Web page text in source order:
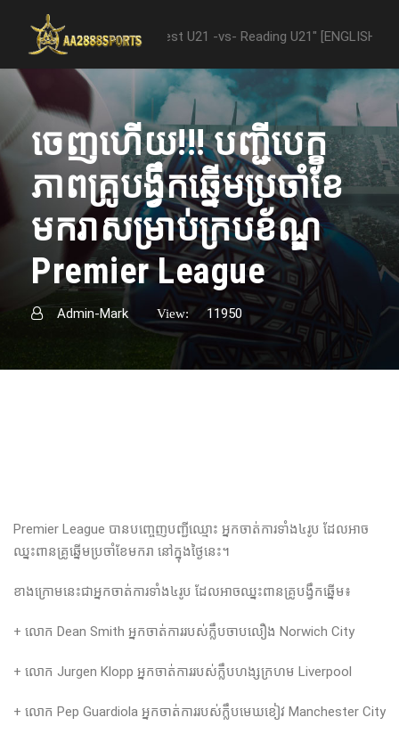
"Nottingham Forest U21 -vs- Reading U21" [ENGLISH
ចេញហើយ!!!​ បញ្ជីបេក្ខ
ភាពគ្រូបង្វឹកឆ្នើមប្រចាំខែ
មករាសម្រាប់ក្របខ័ណ្ឌ
Premier League
Admin-Mark View: 11950
Premier League បាន​បញ្ចេញបញ្ជីឈ្មោះ ​អ្នក​ចាត់​ការ​ទាំង​៤រូប​ ដែល​អាច​
ឈ្នះ​ពាន​គ្រូ​ឆ្នើម​ប្រចាំ​ខែ​មករា នៅ​ក្នុង​ថ្ងៃ​នេះ​។
ខាង​ក្រោម​នេះ​ជា​អ្នក​ចាត់​ការ​ទាំង​៤រូប​ ដែល​អាច​ឈ្នះពានគ្រូបង្វឹកឆ្នើម​៖
+ លោក​ Dean Smith អ្នកចាត់ការ​របស់​ក្លឹប​ចាបលឿង Norwich City​
+ លោក​ Jurgen Klopp អ្នក​ចាត់​ការ​របស់​ក្លឹប​ហង្សក្រហម Liverpool
+ លោក​ Pep Guardiola អ្នក​ចាត់​ការ​របស់​ក្លឹបមេឃខៀវ​ Manchester City